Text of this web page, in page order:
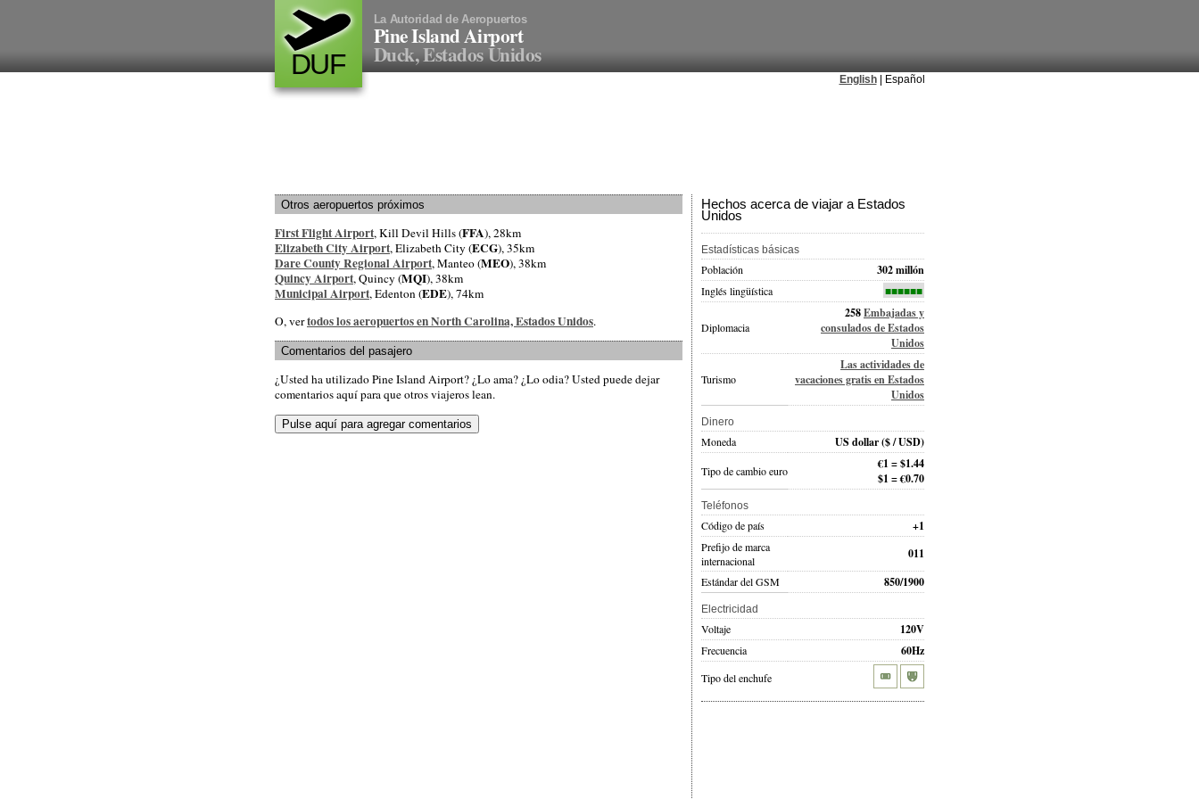
DUF
La Autoridad de Aeropuertos
Pine Island Airport
Duck, Estados Unidos
English| Español
Otros aeropuertos próximos
First Flight Airport, Kill Devil Hills (FFA), 28km
Elizabeth City Airport, Elizabeth City (ECG), 35km
Dare County Regional Airport, Manteo (MEO), 38km
Quincy Airport, Quincy (MQI), 38km
Municipal Airport, Edenton (EDE), 74km
O, vertodos los aeropuertos en North Carolina, Estados Unidos.
Comentarios del pasajero
¿Usted ha utilizado Pine Island Airport? ¿Lo ama? ¿Lo odia? Usted puede dejar
comentarios aquí para que otros viajeros lean.
Hechos acerca de viajar a Estados
Unidos
Estadísticas básicas
Población 302 millón
Inglés lingüística ■■■■■■
Diplomacia
258Embajadas y
consulados de Estados
Unidos
Turismo
Las actividades de
vacaciones gratis en Estados
Unidos
Dinero
Moneda US dollar($ / USD)
Tipo de cambio euro
€1 = $1.44
$1 = €0.70
Teléfonos
Código de país +1
Prefijo de marca
internacional
011
Estándar del GSM 850/1900
Electricidad
Voltaje 120V
Frecuencia 60Hz
Tipo del enchufe